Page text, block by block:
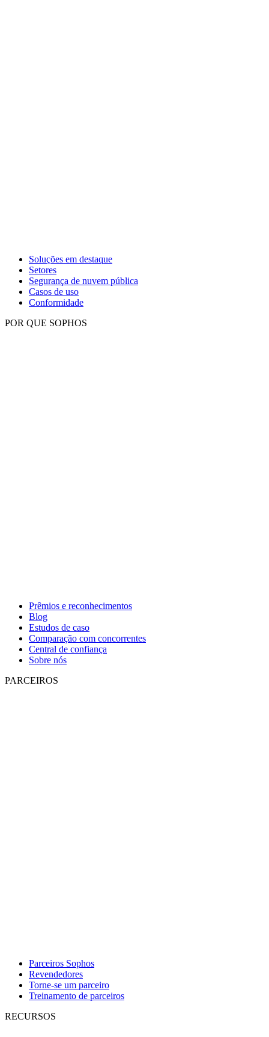
Soluções em destaque
Setores
Segurança de nuvem pública
Casos de uso
Conformidade
POR QUE SOPHOS
Prêmios e reconhecimentos
Blog
Estudos de caso
Comparação com concorrentes
Central de confiança
Sobre nós
PARCEIROS
Parceiros Sophos
Revendedores
Torne-se um parceiro
Treinamento de parceiros
RECURSOS